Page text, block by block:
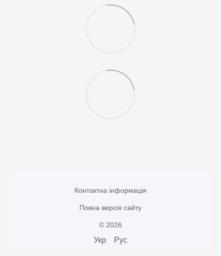
Контактна інформація
Повна версія сайту
© 2026
Укр Рус